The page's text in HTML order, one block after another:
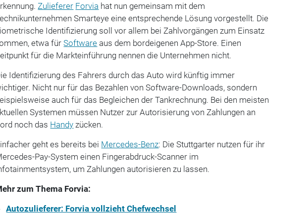
Zulieferer Forvia hat nun gemeinsam mit dem
Smarteye eine entsprechende Lösung vorgestellt. Die
Identifizierung soll vor allem bei Zahlvorgängen zum Einsatz
etwa fürSoftware aus dem bordeigenen App-Store. Einen
für die Markteinführung nennen die Unternehmen nicht.
Identifizierung des Fahrers durch das Auto wird künftig immer
Nicht nur für das Bezahlen von Software-Downloads, sondern
auch für das Begleichen der Tankrechnung. Bei den meisten
Systemen müssen Nutzer zur Autorisierung von Zahlungen an
noch das Handy zücken.
geht es bereits bei Mercedes-Benz: Die Stuttgarter nutzen für ihr
Pay-System einen Fingerabdruck-Scanner im
um Zahlungen autorisieren zu lassen.
zum Thema Forvia:
Autozulieferer: Forvia vollzieht Chefwechsel